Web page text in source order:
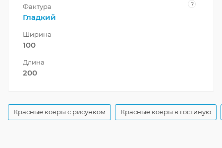
Фактура ?
Гладкий
Ширина
100
Длина
200
Красные ковры с рисунком Красные ковры в гостиную